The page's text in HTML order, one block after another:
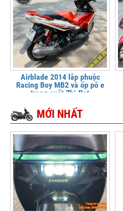
Airblade 2014 lắp phuộc
Racing Boy MB2 và ốp pô e
trong suốt Zhi.Pat
MỚI NHẤT